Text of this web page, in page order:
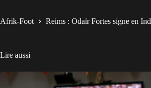
Afrik-Foot Reims : Odaïr Fortes signe en
Lire aussi